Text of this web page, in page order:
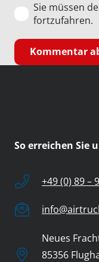
Sie müssen
fortzufahren.
Kommentar
So erreichen Sie
+49 (0) 89 –
Neues
85356